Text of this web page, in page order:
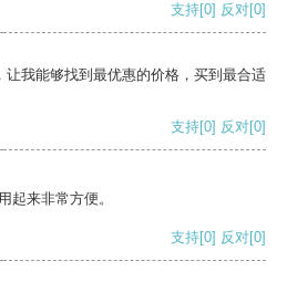
支持[0] 反对[0]
我能够找到最优惠的价格，买到最合适
支持[0] 反对[0]
起来非常方便。
支持[0] 反对[0]